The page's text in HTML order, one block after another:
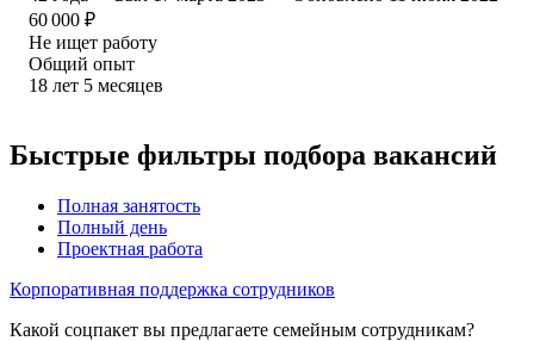
60 000 ₽
Не ищет работу
Общий опыт
18 лет 5 месяцев
Быстрые фильтры подбора вакансий
Полная занятость
Полный день
Проектная работа
Корпоративная поддержка сотрудников
Какой соцпакет вы предлагаете семейным сотрудникам?